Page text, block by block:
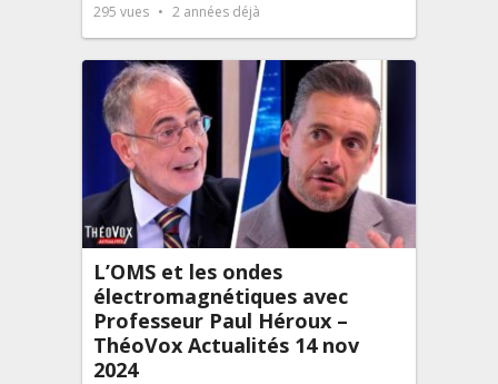
295 vues 2 années déjà
L’OMS et les ondes
électromagnétiques avec
Professeur Paul Héroux –
ThéoVox Actualités 14 nov
2024